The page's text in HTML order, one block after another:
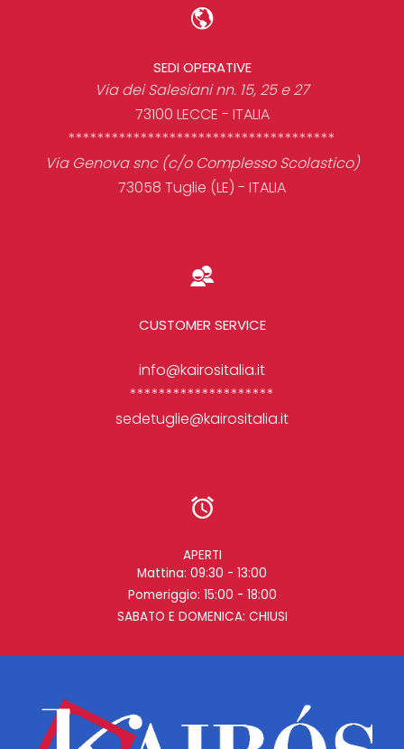
SEDI OPERATIVE
Via dei Salesiani nn. 15, 25 e 27
73100 LECCE - ITALIA
*************************************
Via Genova snc (c/o Complesso Scolastico)
73058 Tuglie (LE) - ITALIA
CUSTOMER SERVICE
info@kairositalia.it
********************
sedetuglie@kairositalia.it
APERTI
Mattina: 09:30 - 13:00
Pomeriggio: 15:00 - 18:00
SABATO E DOMENICA: CHIUSI